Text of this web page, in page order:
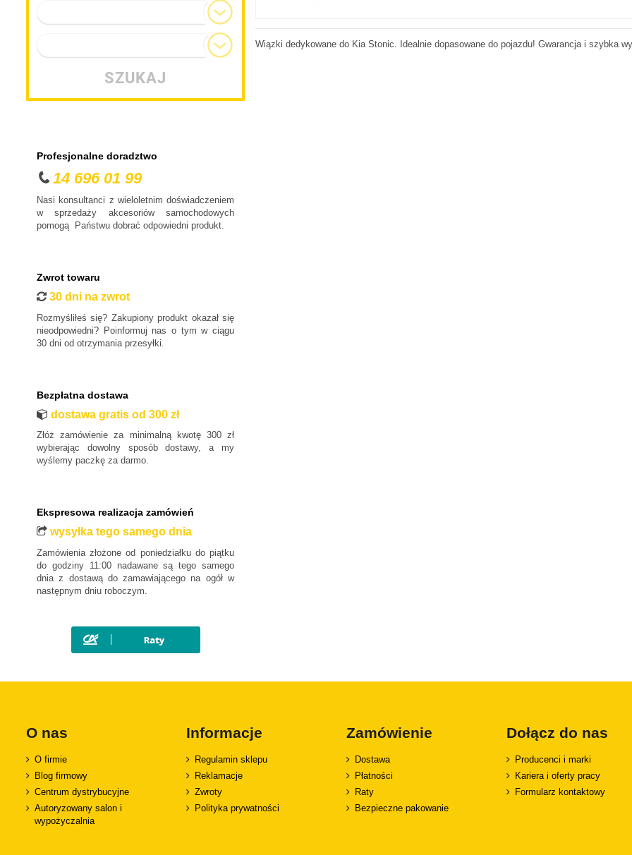
Wiązki dedykowane do Kia Stonic. Idealnie dopasowane do pojazdu! Gwarancja i szybka
SZUKAJ
Profesjonalne doradztwo
14 696 01 99
Nasi konsultanci z wieloletnim doświadczeniem
w sprzedaży akcesoriów samochodowych
pomogą Państwu dobrać odpowiedni produkt.
Zwrot towaru
30 dni na zwrot
Rozmyśliłeś się? Zakupiony produkt okazał się
nieodpowiedni? Poinformuj nas o tym w ciągu
30 dni od otrzymania przesyłki.
Bezpłatna dostawa
dostawa gratis od 300 zł
Złóż zamówienie za minimalną kwotę 300 zł
wybierając dowolny sposób dostawy, a my
wyślemy paczkę za darmo.
Ekspresowa realizacja zamówień
wysyłka tego samego dnia
Zamówienia złożone od poniedziałku do piątku
do godziny 11:00 nadawane są tego samego
dnia z dostawą do zamawiającego na ogół w
następnym dniu roboczym.
O nas
O firmie
Blog firmowy
Centrum dystrybucyjne
Autoryzowany salon i
wypożyczalnia
Informacje
Regulamin sklepu
Reklamacje
Zwroty
Polityka prywatności
Zamówienie
Dostawa
Płatności
Raty
Bezpieczne pakowanie
Dołącz do nas
Producenci i marki
Kariera i oferty pracy
Formularz kontaktowy